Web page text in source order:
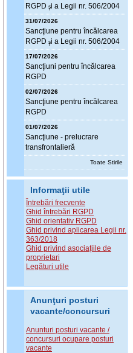
RGPD şi a Legii nr. 506/2004
31/07/2026
Sancţiune pentru încălcarea
RGPD şi a Legii nr. 506/2004
17/07/2026
Sancţiuni pentru încălcarea
RGPD
02/07/2026
Sancţiune pentru încălcarea
RGPD
01/07/2026
Sancţiune - prelucrare
transfrontalieră
Toate Stirile
Informaţii utile
Întrebări frecvente
Ghid întrebări RGPD
Ghid orientativ RGPD
Ghid privind aplicarea Legii nr.
363/2018
Ghid privind asociațiile de
proprietari
Legături utile
Anunţuri posturi
vacante/concursuri
Anunturi posturi vacante /
concursuri ocupare posturi
vacante